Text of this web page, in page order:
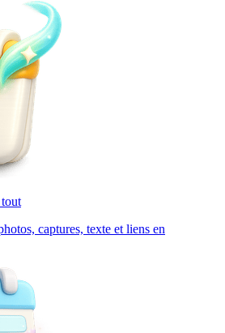
captures, texte et liens en